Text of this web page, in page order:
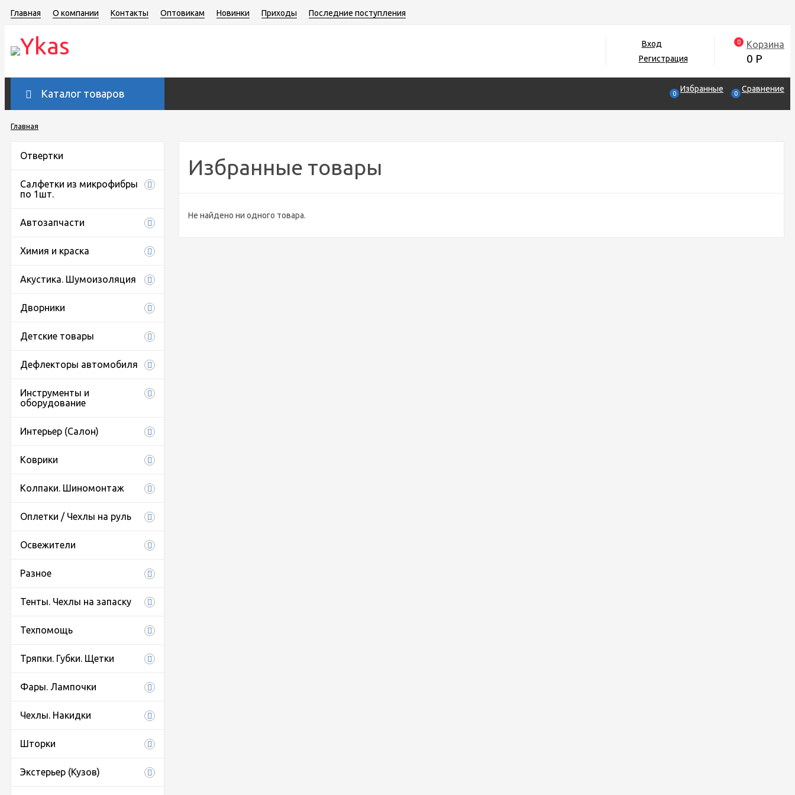
Главная О компании Контакты Оптовикам Новинки Приходы Последние поступления
Вход
Регистрация
0 Корзина
0 Р
Каталог товаров 0 Избранные 0 Сравнение
Главная
Отвертки
Салфетки из микрофибры
по 1шт.
Автозапчасти
Химия и краска
Акустика. Шумоизоляция
Дворники
Детские товары
Дефлекторы автомобиля
Инструменты и
оборудование
Интерьер (Салон)
Коврики
Колпаки. Шиномонтаж
Оплетки / Чехлы на руль
Освежители
Разное
Тенты. Чехлы на запаску
Техпомощь
Тряпки. Губки. Щетки
Фары. Лампочки
Чехлы. Накидки
Шторки
Экстерьер (Кузов)
Избранные товары
Не найдено ни одного товара.